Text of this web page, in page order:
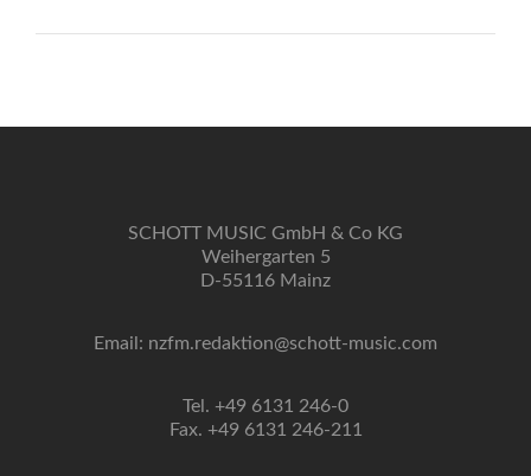
SCHOTT MUSIC GmbH & Co KG
Weihergarten 5
D-55116 Mainz
Email: nzfm.redaktion@schott-music.com
Tel. +49 6131 246-0
Fax. +49 6131 246-211